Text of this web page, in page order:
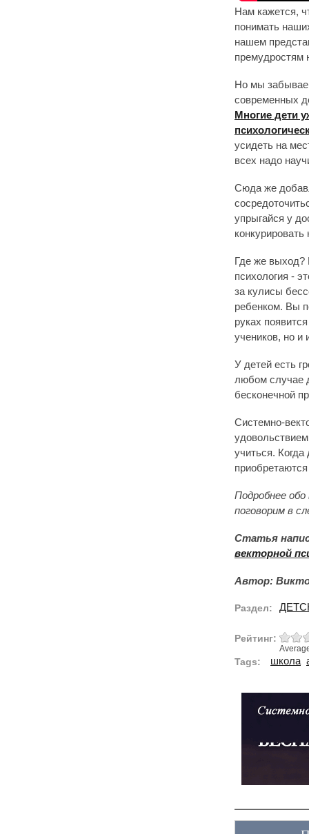
Нам кажется,
понимать
нашем
премудростям
Но мы
современных
Многие дети
усидеть на
всех надо
Сюда же
упрыгайся у
Где же выход?
психология -
за кулисы
ребенком. Вы
руках
учеников, но и
У детей есть
любом случае
бесконечной
Системно-
учиться.
Подробнее
поговорим в
Статья
векторной
Автор:
Раздел:
Рейтинг:
Tags: школа